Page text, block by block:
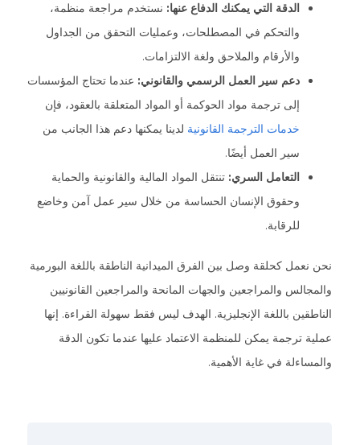
الدقة التي يمكنك الدفاع عنها: نستخدم مراجعة منظمة،
والتحكم في المصطلحات، وعمليات التحقق من الجداول
والأرقام والملاحق ولغة الالتزامات.
دعم سير العمل الرسمي والقانوني: عندما تحتاج المؤسسات
إلى ترجمة مواد الحوكمة أو المواد المتعلقة بالعقود، فإن
خدمات الترجمة القانونية لدينا يمكنها دعم هذا الجانب من
سير العمل أيضًا.
التعامل السري: تنتقل المواد المالية والقانونية والحماية
وحقوق الإنسان الحساسة من خلال سير عمل آمن وخاضع
للرقابة.
نحن نعمل كحلقة وصل بين الفرق الميدانية الناطقة باللغة البورمية
والمجالس والمراجعين والجهات المانحة والمراجعين القانونيين
الناطقين باللغة الإنجليزية. الهدف ليس فقط سهولة القراءة. إنها
عملية ترجمة يمكن للمنظمة الاعتماد عليها عندما تكون الدقة
والمساءلة في غاية الأهمية.